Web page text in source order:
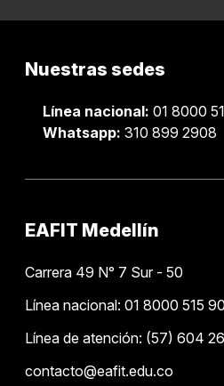
Nuestras sedes
Línea nacional: 01 8000
Whatsapp: 310 899 2908
EAFIT Medellín
Carrera 49 N° 7 Sur - 50
Línea nacional: 01 8000 515
Línea de atención: (57) 604
contacto@eafit.edu.co